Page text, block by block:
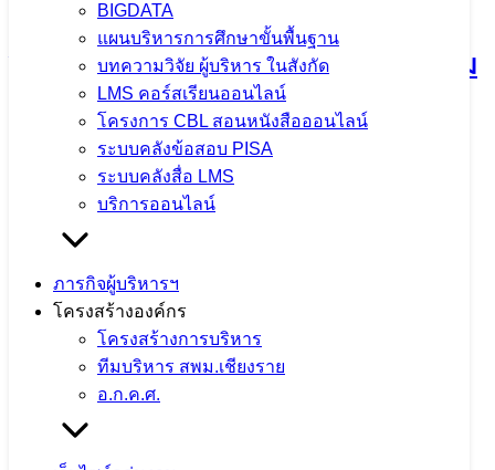
BIGDATA
แผนบริหารการศึกษาขั้นพื้นฐาน
บทความวิจัย ผู้บริหาร ในสังกัด
LMS คอร์สเรียนออนไลน์
โครงการ CBL สอนหนังสือออนไลน์
ระบบคลังข้อสอบ PISA
ระบบคลังสื่อ LMS
บริการออนไลน์
ภารกิจผู้บริหารฯ
โครงสร้างองค์กร
โครงสร้างการบริหาร
ทีมบริหาร สพม.เชียงราย
อ.ก.ค.ศ.
การนำเข้าข้อมูล OIT+ ประจำ
ปีงบประมาณ พ.ศ. 2569 มุ่งยกระดับความ
โปร่งใสในการดำเนินงาน
5 สิงหาคม 20265 สิงหาคม 2026
สพม.เชียงราย
จำนวนผู้ชม: 5
สพม.เชียงราย ร่วมเป็นวิทยากรแนะแนว
การศึกษา ในกิจกรรม CRRU Road
Show 2026 เปิดโลกการเรียนรู้ สู่อนาคต